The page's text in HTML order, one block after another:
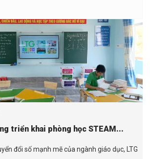
triển khai phòng học STEAM...
đổi số mạnh mẽ của ngành giáo dục, LTG